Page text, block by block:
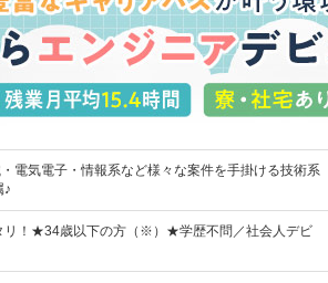
電気電子・情報系など様々な案件を手掛ける技術系
♪
リ！★34歳以下の方（※）★学歴不問／社会人デビ